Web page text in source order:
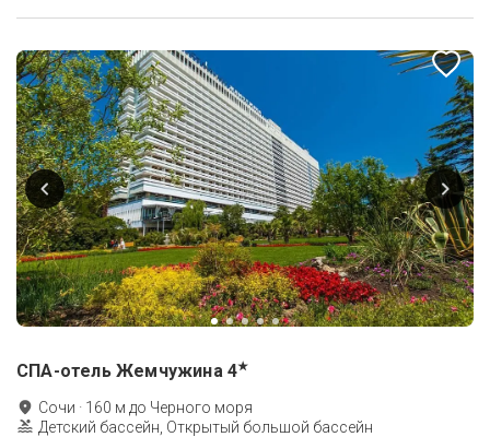
СПА-отель Жемчужина 4★
Сочи · 160 м до Черного моря
Детский бассейн, Открытый большой бассейн